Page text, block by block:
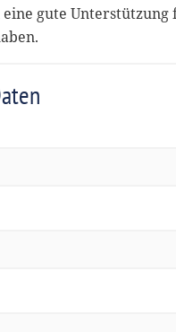
gute Unterstützung